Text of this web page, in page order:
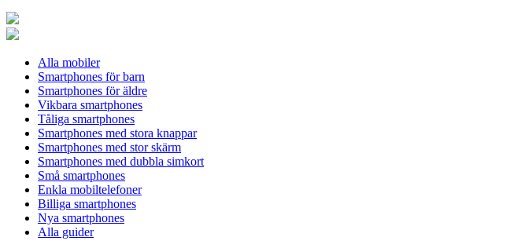
Alla mobiler
Smartphones för barn
Smartphones för äldre
Vikbara smartphones
Tåliga smartphones
Smartphones med stora knappar
Smartphones med stor skärm
Smartphones med dubbla simkort
Små smartphones
Enkla mobiltelefoner
Billiga smartphones
Nya smartphones
Alla guider